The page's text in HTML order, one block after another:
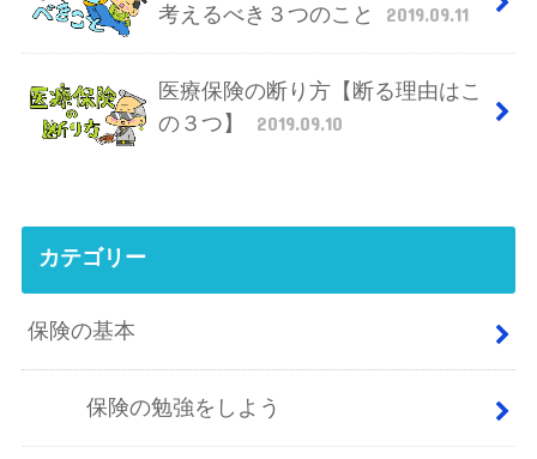
考えるべき３つのこと
2019.09.11
医療保険の断り方【断る理由はこ
の３つ】
2019.09.10
カテゴリー
保険の基本
保険の勉強をしよう